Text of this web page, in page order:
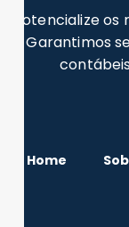
Potencialize
Garantimos
Home